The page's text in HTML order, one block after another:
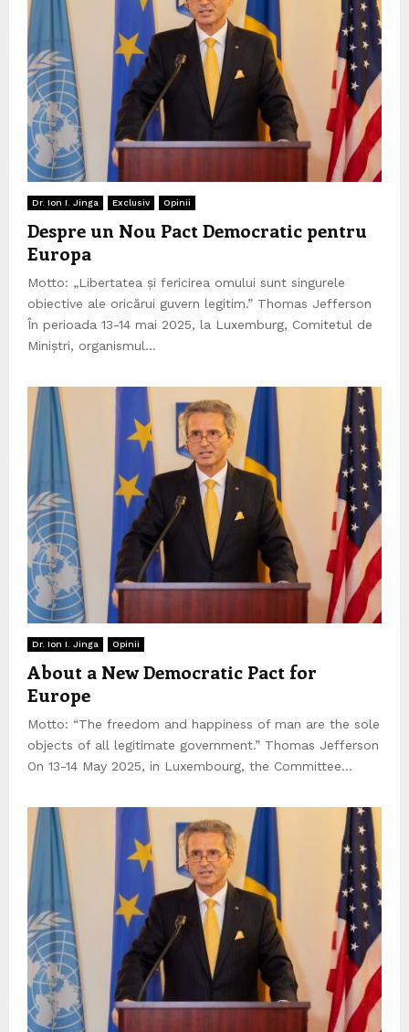
Dr. Ion I. Jinga Exclusiv Opinii
Despre un Nou Pact Democratic pentru
Europa
Motto: „Libertatea și fericirea omului sunt singurele
obiective ale oricărui guvern legitim.” Thomas Jefferson
În perioada 13-14 mai 2025, la Luxemburg, Comitetul de
Miniștri, organismul...
Dr. Ion I. Jinga Opinii
About a New Democratic Pact for
Europe
Motto: “The freedom and happiness of man are the sole
objects of all legitimate government.” Thomas Jefferson
On 13-14 May 2025, in Luxembourg, the Committee...